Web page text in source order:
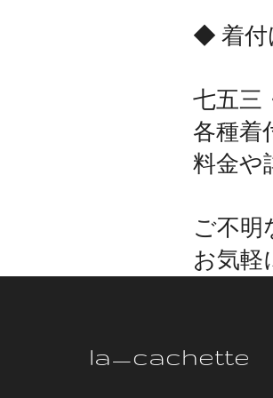
◆ 着付
七五三
各種着
料金や
ご不明
お気軽
la_cachette